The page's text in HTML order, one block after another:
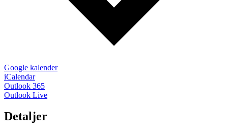
Google kalender
iCalendar
Outlook 365
Outlook Live
Detaljer